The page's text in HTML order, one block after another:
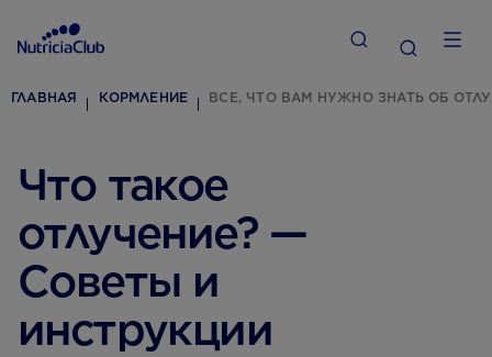
ГЛАВНАЯ КОРМЛЕНИЕ ВСЕ, ЧТО ВАМ НУЖНО ЗНАТЬ ОБ
Что такое
отлучение? —
Советы и
инструкции